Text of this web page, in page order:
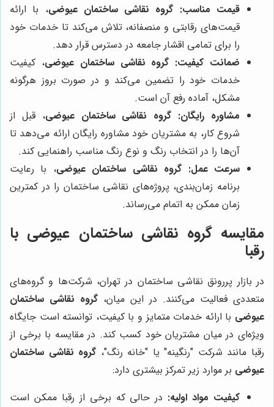
قیمت مناسب: گروه نقاشی ساختمان عیوضی، با ارائه
قیمت‌های رقابتی و منصفانه، تلاش می‌کند تا خدمات خود
را برای تمامی اقشار جامعه در دسترس قرار دهد.
ضمانت کیفیت: گروه نقاشی ساختمان عیوضی، کیفیت
خدمات خود را تضمین می‌کند و در صورت بروز هرگونه
مشکل، آماده رفع آن است.
مشاوره رایگان: گروه نقاشی ساختمان عیوضی، قبل از
شروع کار، به مشتریان خود مشاوره رایگان ارائه می‌دهد تا
آن‌ها را در انتخاب رنگ و نوع رنگ مناسب راهنمایی کند.
سرعت عمل: گروه نقاشی ساختمان عیوضی، با رعایت
برنامه زمان‌بندی، پروژه‌های نقاشی ساختمان را در کمترین
زمان ممکن به اتمام می‌رساند.
مقایسه گروه نقاشی ساختمان عیوضی با
رقبا
در بازار پررونق نقاشی ساختمان در تهران، شرکت‌ها و گروه‌های
متعددی فعالیت می‌کنند. در این میان، گروه نقاشی ساختمان
عیوضی با ارائه خدمات متمایز و با کیفیت، توانسته است جایگاه
ویژه‌ای در میان مشتریان خود کسب کند. در مقایسه با برخی از
رقبا مانند شرکت "رنگینه" یا "خانه رنگ"، گروه نقاشی ساختمان
عیوضی بر موارد زیر تمرکز بیشتری دارد:
کیفیت مواد اولیه: در حالی که برخی از رقبا ممکن است